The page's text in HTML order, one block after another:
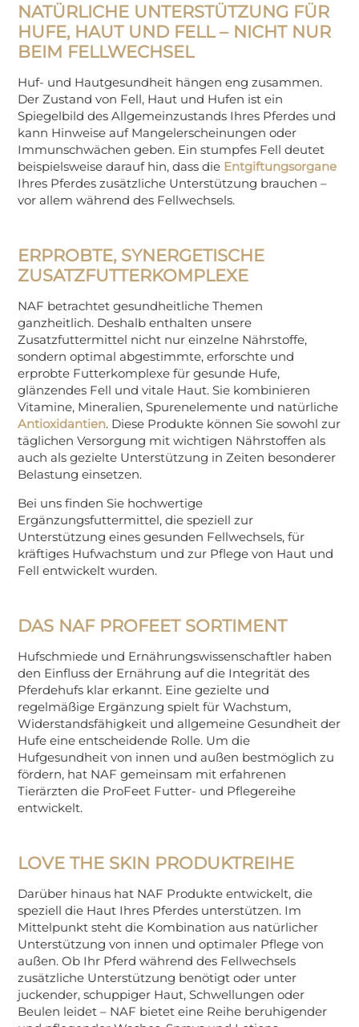
NATÜRLICHE UNTERSTÜTZUNG FÜR
HUFE, HAUT UND FELL – NICHT NUR
BEIM FELLWECHSEL
Huf- und Hautgesundheit hängen eng zusammen.
Der Zustand von Fell, Haut und Hufen ist ein
Spiegelbild des Allgemeinzustands Ihres Pferdes und
kann Hinweise auf Mangelerscheinungen oder
Immunschwächen geben. Ein stumpfes Fell deutet
beispielsweise darauf hin, dass die Entgiftungsorgane
Ihres Pferdes zusätzliche Unterstützung brauchen –
vor allem während des Fellwechsels.
ERPROBTE, SYNERGETISCHE
ZUSATZFUTTERKOMPLEXE
NAF betrachtet gesundheitliche Themen
ganzheitlich. Deshalb enthalten unsere
Zusatzfuttermittel nicht nur einzelne Nährstoffe,
sondern optimal abgestimmte, erforschte und
erprobte Futterkomplexe für gesunde Hufe,
glänzendes Fell und vitale Haut. Sie kombinieren
Vitamine, Mineralien, Spurenelemente und natürliche
Antioxidantien. Diese Produkte können Sie sowohl zur
täglichen Versorgung mit wichtigen Nährstoffen als
auch als gezielte Unterstützung in Zeiten besonderer
Belastung einsetzen.
Bei uns finden Sie hochwertige
Ergänzungsfuttermittel, die speziell zur
Unterstützung eines gesunden Fellwechsels, für
kräftiges Hufwachstum und zur Pflege von Haut und
Fell entwickelt wurden.
DAS NAF PROFEET SORTIMENT
Hufschmiede und Ernährungswissenschaftler haben
den Einfluss der Ernährung auf die Integrität des
Pferdehufs klar erkannt. Eine gezielte und
regelmäßige Ergänzung spielt für Wachstum,
Widerstandsfähigkeit und allgemeine Gesundheit der
Hufe eine entscheidende Rolle. Um die
Hufgesundheit von innen und außen bestmöglich zu
fördern, hat NAF gemeinsam mit erfahrenen
Tierärzten die ProFeet Futter- und Pflegereihe
entwickelt.
LOVE THE SKIN PRODUKTREIHE
Darüber hinaus hat NAF Produkte entwickelt, die
speziell die Haut Ihres Pferdes unterstützen. Im
Mittelpunkt steht die Kombination aus natürlicher
Unterstützung von innen und optimaler Pflege von
außen. Ob Ihr Pferd während des Fellwechsels
zusätzliche Unterstützung benötigt oder unter
juckender, schuppiger Haut, Schwellungen oder
Beulen leidet – NAF bietet eine Reihe beruhigender